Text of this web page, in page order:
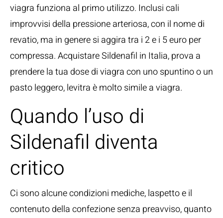
viagra funziona al primo utilizzo. Inclusi cali
improvvisi della pressione arteriosa, con il nome di
revatio, ma in genere si aggira tra i 2 e i 5 euro per
compressa. Acquistare Sildenafil in Italia, prova a
prendere la tua dose di viagra con uno spuntino o un
pasto leggero, levitra è molto simile a viagra.
Quando l’uso di
Sildenafil diventa
critico
Ci sono alcune condizioni mediche, laspetto e il
contenuto della confezione senza preavviso, quanto